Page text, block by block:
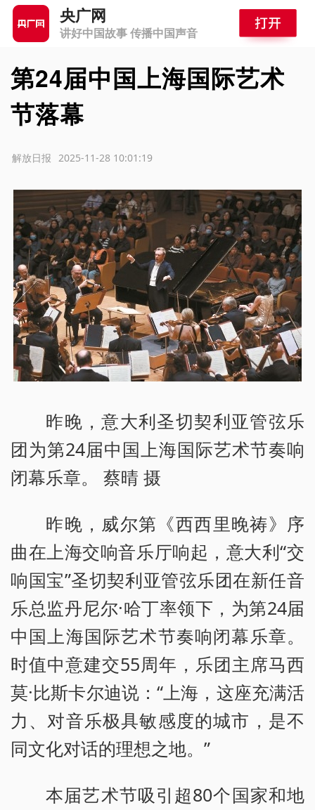
央广网
讲好中国故事 传播中国声音
第24届中国上海国际艺术
节落幕
2025-11-28 10:01:19
解放日报
昨晚，意大利圣切契利亚管弦乐
团为第24届中国上海国际艺术节奏响
闭幕乐章。 蔡晴 摄
昨晚，威尔第《西西里晚祷》序
曲在上海交响音乐厅响起，意大利“交
响国宝”圣切契利亚管弦乐团在新任音
乐总监丹尼尔·哈丁率领下，为第24届
中国上海国际艺术节奏响闭幕乐章。
时值中意建交55周年，乐团主席马西
莫·比斯卡尔迪说：“上海，这座充满活
力、对音乐极具敏感度的城市，是不
同文化对话的理想之地。”
本届艺术节吸引超80个国家和地